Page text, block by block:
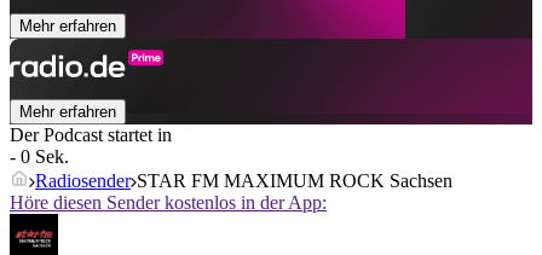
Mehr erfahren
Mehr erfahren
Der Podcast startet in
- 0 Sek.
Radiosender STAR FM MAXIMUM ROCK Sachsen
Höre diesen Sender kostenlos in der App: